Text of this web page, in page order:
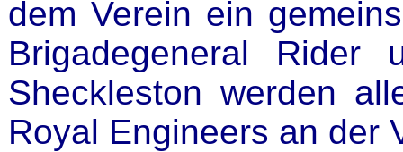
dem Verein ein
Brigadegeneral Rider
Sheckleston werden
Royal Engineers an der